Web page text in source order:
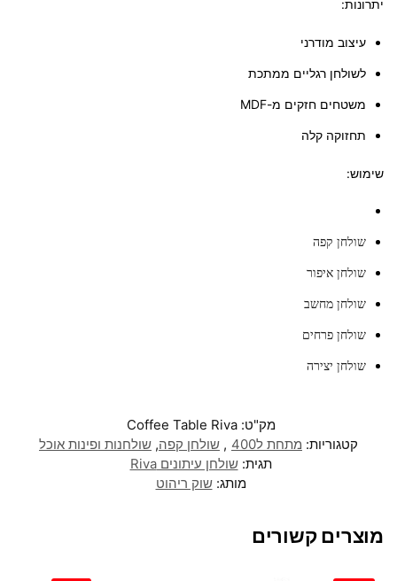
יתרונות:
עיצוב מודרני
לשולחן רגליים ממתכת
משטחים חזקים מ-MDF
תחזוקה קלה
שימוש:
שולחן קפה
שולחן איפור
שולחן מחשב
שולחן פרחים
שולחן יצירה
מק"ט:Coffee Table Riva
קטגוריות: מתחת ל400 , שולחן קפה, שולחנות ופינות אוכל
תגית:שולחן עיתונים Riva
מותג:שוק ריהוט
מוצרים קשורים